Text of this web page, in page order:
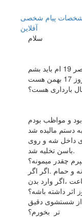
پیام شخصی
آفلاين
سلام
اگر مثل دو ماه قبل پریود بشم 20 ام یا عصر 19 ام باید بشم
بارداری هست؟
و مواظب بودم
دستم مالیده شد
داخل شه و روی
باسن تخلیه شد.
چقدر میمونه؟
و حمام .اگر اگر
،اگر وارد بدن
اثر داشته باشه؟
از شستشوی دقیق
تر بخورم؟